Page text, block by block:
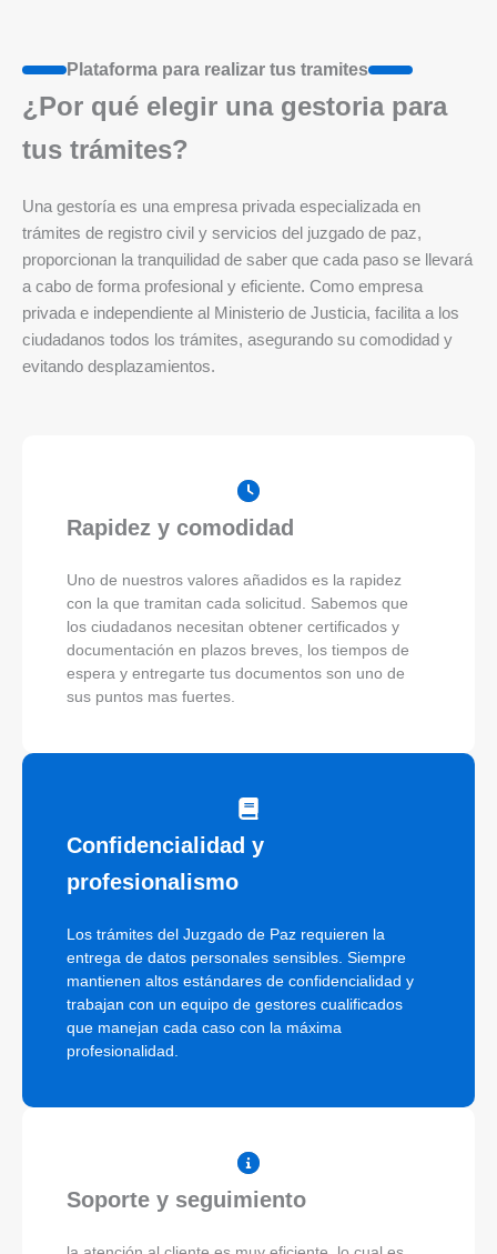
Plataforma para realizar tus tramites
¿Por qué elegir una gestoria para
tus trámites?
Una gestoría es una empresa privada especializada en
trámites de registro civil y servicios del juzgado de paz,
proporcionan la tranquilidad de saber que cada paso se llevará
a cabo de forma profesional y eficiente. Como empresa
privada e independiente al Ministerio de Justicia, facilita a los
ciudadanos todos los trámites, asegurando su comodidad y
evitando desplazamientos.
Rapidez y comodidad
Uno de nuestros valores añadidos es la rapidez
con la que tramitan cada solicitud. Sabemos que
los ciudadanos necesitan obtener certificados y
documentación en plazos breves, los tiempos de
espera y entregarte tus documentos son uno de
sus puntos mas fuertes.
Confidencialidad y
profesionalismo
Los trámites del Juzgado de Paz requieren la
entrega de datos personales sensibles. Siempre
mantienen altos estándares de confidencialidad y
trabajan con un equipo de gestores cualificados
que manejan cada caso con la máxima
profesionalidad.
Soporte y seguimiento